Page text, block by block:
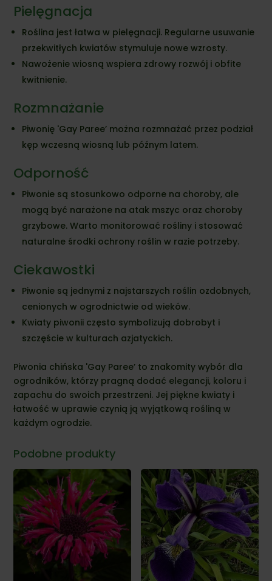
Pielęgnacja
Roślina jest łatwa w pielęgnacji. Regularne usuwanie
przekwitłych kwiatów stymuluje nowe wzrosty.
Nawożenie wiosną wspiera zdrowy rozwój i obfite
kwitnienie.
Rozmnażanie
Piwonię 'Gay Paree’ można rozmnażać przez podział
kęp wczesną wiosną lub późnym latem.
Odporność
Piwonie są stosunkowo odporne na choroby, ale
mogą być narażone na atak mszyc oraz choroby
grzybowe. Warto monitorować rośliny i stosować
naturalne środki ochrony roślin w razie potrzeby.
Ciekawostki
Piwonie są jednymi z najstarszych roślin ozdobnych,
cenionych w ogrodnictwie od wieków.
Kwiaty piwonii często symbolizują dobrobyt i
szczęście w kulturach azjatyckich.
Piwonia chińska 'Gay Paree’ to znakomity wybór dla
ogrodników, którzy pragną dodać elegancji, koloru i
zapachu do swoich przestrzeni. Jej piękne kwiaty i
łatwość w uprawie czynią ją wyjątkową rośliną w
każdym ogrodzie.
Podobne produkty